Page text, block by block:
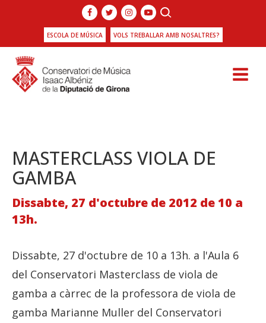
ESCOLA DE MÚSICA VOLS TREBALLAR AMB NOSALTRES?
MASTERCLASS VIOLA DE
GAMBA
Dissabte, 27 d'octubre de 2012 de 10 a
13h.
Dissabte, 27 d'octubre de 10 a 13h. a l'Aula 6
del Conservatori Masterclass de viola de
gamba a càrrec de la professora de viola de
gamba Marianne Muller del Conservatori